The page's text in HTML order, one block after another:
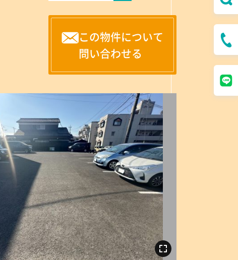
この物件について
問い合わせる